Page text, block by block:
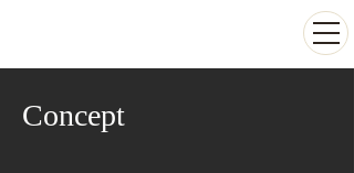
​Concept